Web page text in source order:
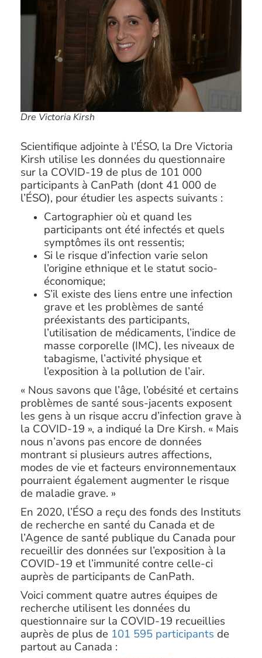
Dre Victoria Kirsh
Scientifique adjointe à l’ÉSO, la Dre Victoria
Kirsh utilise les données du questionnaire
sur la COVID-19 de plus de 101 000
participants à CanPath (dont 41 000 de
l’ÉSO), pour étudier les aspects suivants :
Cartographier où et quand les
participants ont été infectés et quels
symptômes ils ont ressentis;
Si le risque d’infection varie selon
l’origine ethnique et le statut socio-
économique;
S’il existe des liens entre une infection
grave et les problèmes de santé
préexistants des participants,
l’utilisation de médicaments, l’indice de
masse corporelle (IMC), les niveaux de
tabagisme, l’activité physique et
l’exposition à la pollution de l’air.
« Nous savons que l’âge, l’obésité et certains
problèmes de santé sous-jacents exposent
les gens à un risque accru d’infection grave à
la COVID-19 », a indiqué la Dre Kirsh. « Mais
nous n’avons pas encore de données
montrant si plusieurs autres affections,
modes de vie et facteurs environnementaux
pourraient également augmenter le risque
de maladie grave. »
En 2020, l’ÉSO a reçu des fonds des Instituts
de recherche en santé du Canada et de
l’Agence de santé publique du Canada pour
recueillir des données sur l’exposition à la
COVID-19 et l’immunité contre celle-ci
auprès de participants de CanPath.
Voici comment quatre autres équipes de
recherche utilisent les données du
questionnaire sur la COVID-19 recueillies
auprès de plus de 101 595 participants de
partout au Canada :